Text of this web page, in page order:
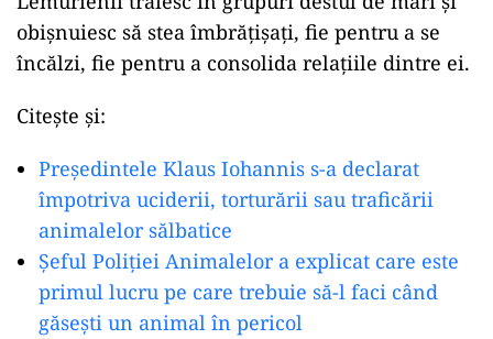
obişnuiesc să stea îmbrăţişaţi, fie pentru a se
încălzi, fie pentru a consolida relaţiile dintre ei.
Citește și:
Președintele Klaus Iohannis s-a declarat
împotriva uciderii, torturării sau traficării
animalelor sălbatice
Șeful Poliției Animalelor a explicat care este
primul lucru pe care trebuie să-l faci când
găsești un animal în pericol